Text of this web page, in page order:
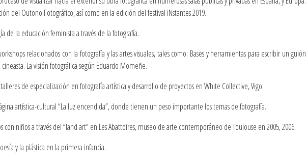
del Outono Fotográfico, así como en la edición del festival iNstantes 2019.
de la educación feminista a través de la fotografía.
relacionados con la fotografía y las artes visuales, tales como: Bases y herramientas para escribir un guión
La visión fotográfica según Eduardo Momeñe.
de especialización en fotografía artística y desarrollo de proyectos en White Collective, Vigo.
artística-cultural “La luz encendida”, donde tienen un peso importante los temas de fotografía.
con niños a través del “land art” en Les Abattoires, museo de arte contemporáneo de Toulouse en 2005, 2006.
y la plástica en la primera infancia.